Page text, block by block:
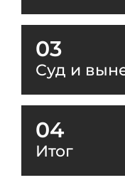
03
Суд и
04
Итог